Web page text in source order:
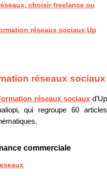
choisir freelance ou
réseaux sociaux Up
réseaux sociaux
réseaux sociauxd’Up
qui regroupe 60 articles
commerciale